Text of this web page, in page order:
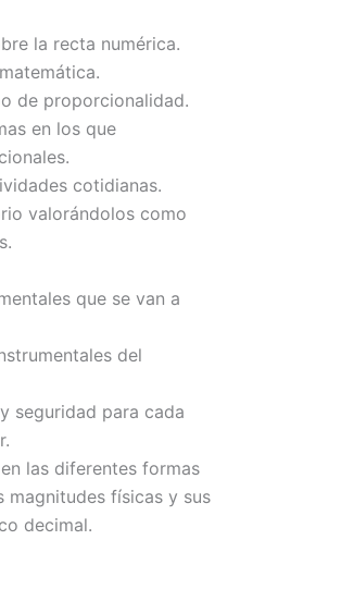
la recta numérica.
de proporcionalidad.
en los que
cotidianas.
valorándolos como
que se van a
del
seguridad para cada
las diferentes formas
magnitudes físicas y sus
decimal.